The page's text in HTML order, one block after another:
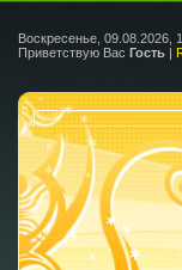
Воскресенье, 09.08.2026,
Приветствую Вас Гость |